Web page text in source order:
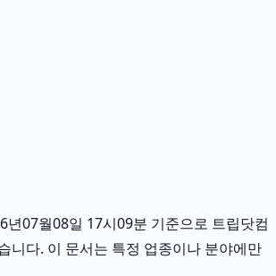
07월08일 17시09분 기준으로 트립닷컴
니다. 이 문서는 특정 업종이나 분야에만